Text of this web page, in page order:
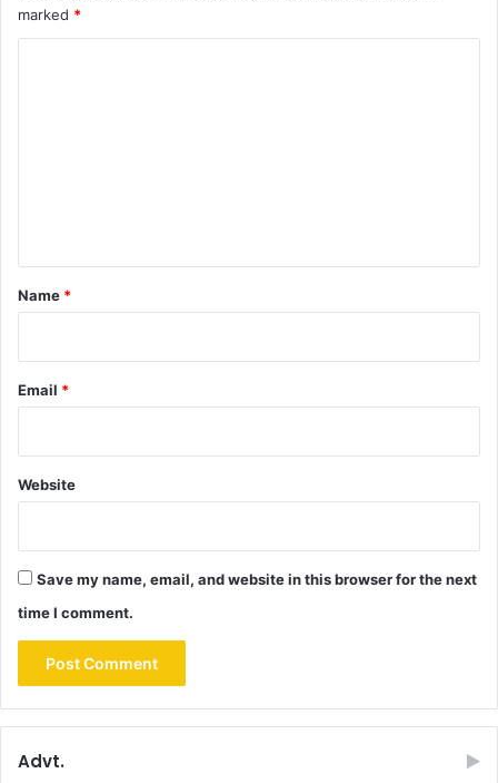
marked *
*
Name *
Email *
Website
Save my name, email, and website in this browser for the next
time I comment.
Advt.